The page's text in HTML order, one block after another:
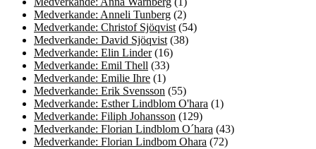
Medverkande: Anneli Tunberg (2)
Medverkande: Christof Sjöqvist (54)
Medverkande: David Sjöqvist (38)
Medverkande: Elin Linder(16)
Medverkande: Emil Thell (33)
Medverkande: Emilie Ihre (1)
Medverkande: Erik Svensson (55)
Medverkande: Esther Lindblom O'hara (1)
Medverkande: Filiph Johansson (129)
Medverkande: Florian Lindblom O´hara (43)
Medverkande: Florian Lindbom Ohara (72)